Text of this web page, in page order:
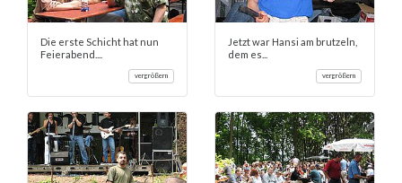
Die erste Schicht hat nun
Feierabend....
vergrößern
Jetzt war Hansi am brutzeln,
dem es...
vergrößern